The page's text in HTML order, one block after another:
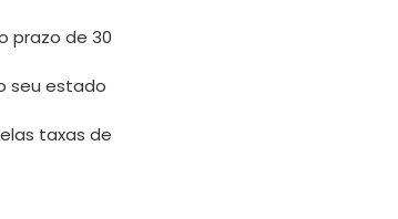
prazo de 30
seu estado
taxas de